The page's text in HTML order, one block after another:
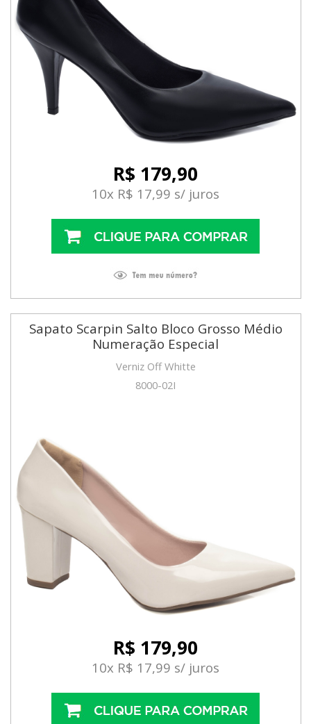
R$ 179,90
10x R$ 17,99 s/ juros
Sapato Scarpin Salto Bloco Grosso Médio
Numeração Especial
Verniz Off Whitte
8000-02I
R$ 179,90
10x R$ 17,99 s/ juros